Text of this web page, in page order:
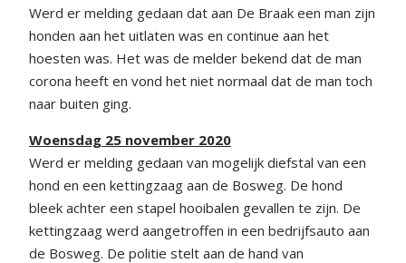
Werd er melding gedaan dat aan De Braak een man zijn
honden aan het uitlaten was en continue aan het
hoesten was. Het was de melder bekend dat de man
corona heeft en vond het niet normaal dat de man toch
naar buiten ging.
Woensdag 25 november 2020
Werd er melding gedaan van mogelijk diefstal van een
hond en een kettingzaag aan de Bosweg. De hond
bleek achter een stapel hooibalen gevallen te zijn. De
kettingzaag werd aangetroffen in een bedrijfsauto aan
de Bosweg. De politie stelt aan de hand van